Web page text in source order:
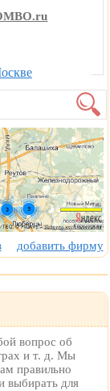
добавить фирму
вопрос об
и т. д. Мы
правильно
выбирать для